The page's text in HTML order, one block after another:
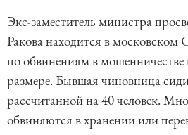
Экс-заместитель министра
Ракова находится в
по обвинениям в
размере. Бывшая чиновница
рассчитанной на 40 человек.
обвиняются в хранении или